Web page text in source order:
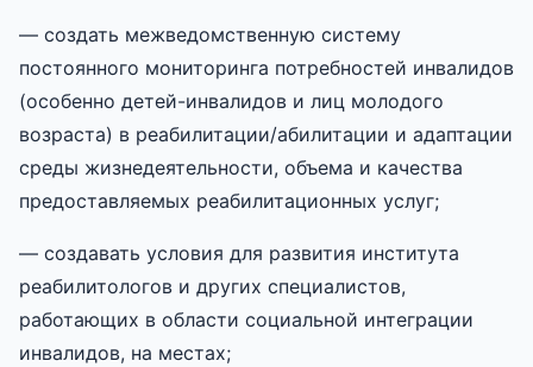
— создать межведомственную систему
постоянного мониторинга потребностей инвалидов
(особенно детей-инвалидов и лиц молодого
возраста) в реабилитации/абилитации и адаптации
среды жизнедеятельности, объема и качества
предоставляемых реабилитационных услуг;
— создавать условия для развития института
реабилитологов и других специалистов,
работающих в области социальной интеграции
инвалидов, на местах;